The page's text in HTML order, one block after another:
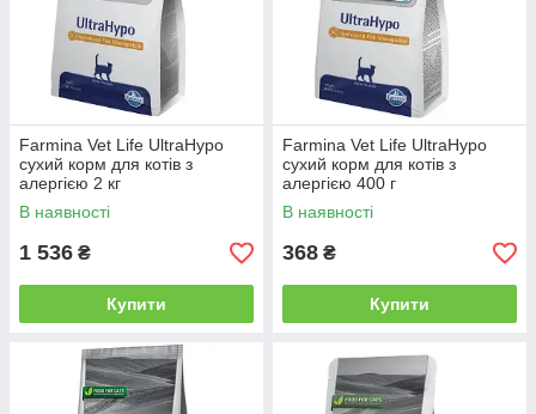
Farmina Vet Life UltraHypo
сухий корм для котів з
алергією 2 кг
В наявності
1 536 ₴
Купити
Farmina Vet Life UltraHypo
сухий корм для котів з
алергією 400 г
В наявності
368 ₴
Купити